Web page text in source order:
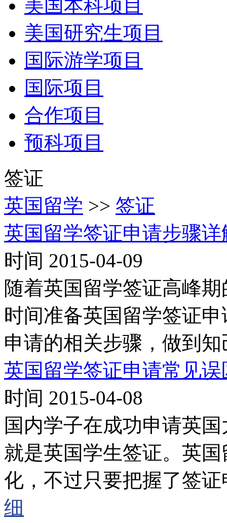
美国本科项目
美国研究生项目
国际游学项目
国际项目
合作项目
预科项目
签证
英国留学 >> 签证
英国留学签证申请步骤详
时间 2015-04-09
随着英国留学签证高峰
时间准备英国留学签证
申请的相关步骤，做到
英国留学签证申请常见误
时间 2015-04-08
国内学子在成功申请英
就是英国学生签证。英
化，不过只要把握了签
细